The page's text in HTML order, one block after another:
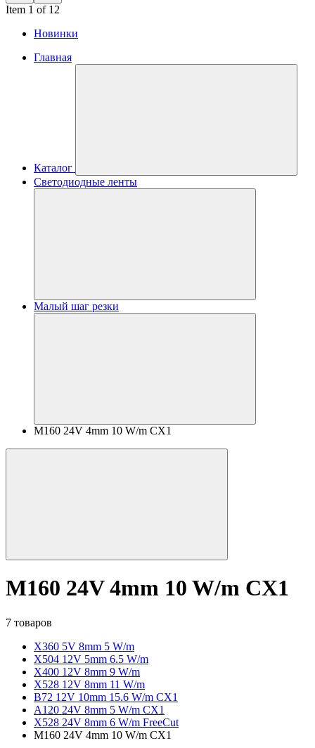
Item 1 of 12
Новинки
Главная
Каталог
Светодиодные ленты
Малый шаг резки
M160 24V 4mm 10 W/m CX1
M160 24V 4mm 10 W/m CX1
7 товаров
X360 5V 8mm 5 W/m
X504 12V 5mm 6.5 W/m
X400 12V 8mm 9 W/m
X528 12V 8mm 11 W/m
B72 12V 10mm 15.6 W/m CX1
A120 24V 8mm 5 W/m CX1
X528 24V 8mm 6 W/m FreeCut
M160 24V 4mm 10 W/m CX1